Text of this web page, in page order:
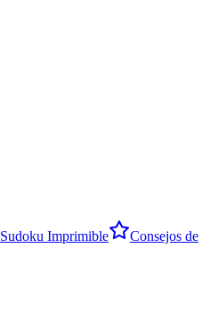
Sudoku Imprimible
Consejos de